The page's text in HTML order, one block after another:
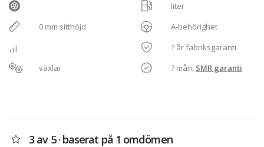
0 mm sitthöjd
växlar
liter
A-behörighet
? år fabriksgaranti
? mån, SMR garanti
3 av 5 · baserat på 1 omdömen